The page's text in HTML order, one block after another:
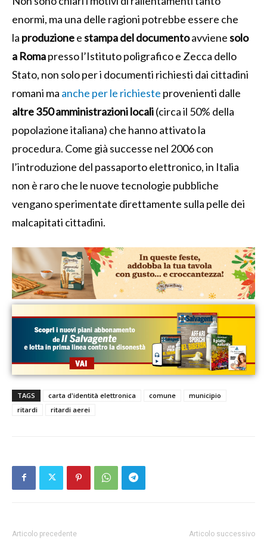
enormi, ma una delle ragioni potrebbe essere che
la produzioneestampa del documentoavvienesolo
a Romapresso l’Istituto poligrafico e Zecca dello
Stato, non solo per i documenti richiesti dai cittadini
romani ma anche per le richieste provenienti dalle
altre 350 amministrazioni locali(circa il 50% della
popolazione italiana) che hanno attivato la
procedura. Come già successe nel 2006 con
l’introduzione del passaporto elettronico, in Italia
non è raro che le nuove tecnologie pubbliche
vengano sperimentate direttamente sulla pelle dei
malcapitati cittadini.
TAGS carta d'identità elettronica comune
municipio
ritardi
ritardi aerei
Articolo precedente Articolo successivo